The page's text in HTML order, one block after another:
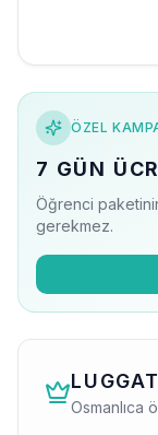
ÖZEL
7 GÜN
Öğrenci
gerekmez.
Osmanlıca